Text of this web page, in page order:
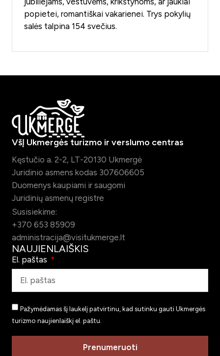
popietei, romantiškai vakarienei. Trys pokylių
salės talpina 154 svečius.
VšĮ Ukmergės turizmo ir verslumo centras
Kęstučio a. 2-2, LT-20130 Ukmergė
Juridinio asmens kodas 307606605
Duomenys kaupiami ir saugomi
Juridinių asmenų registre
Susisiekime:
+370 653 85909
administracija@visitukmerge.lt
NAUJIENLAIŠKIS
El. paštas
Pažymėdamas šį laukelį patvirtinu, kad sutinku gauti Ukmergės
turizmo naujienlaiškį el. paštu.
Prenumeruoti